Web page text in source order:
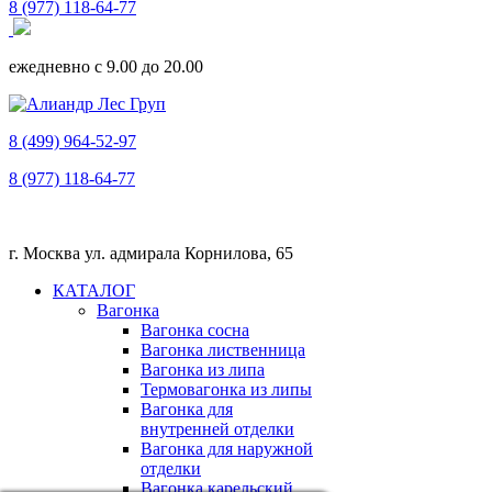
8 (977) 118-64-77
ежедневно с 9.00 до 20.00
8 (499) 964-52-97
8 (977) 118-64-77
г. Москва ул. адмирала Корнилова, 65
КАТАЛОГ
Вагонка
Вагонка сосна
Вагонка лиственница
Вагонка из липа
Термовагонка из липы
Вагонка для
внутренней отделки
Вагонка для наружной
отделки
Вагонка карельский